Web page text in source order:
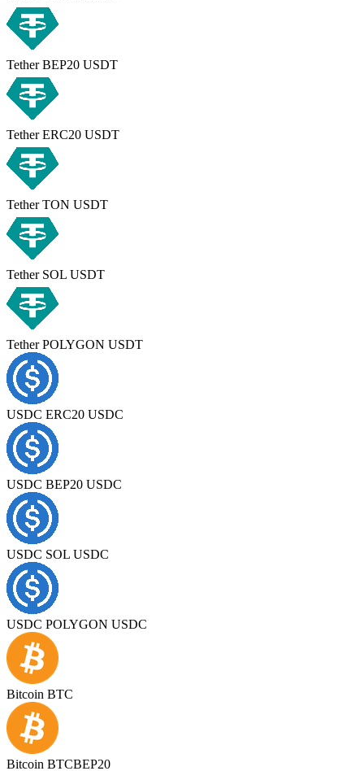
Tether BEP20 USDT
Tether ERC20 USDT
Tether TON USDT
Tether SOL USDT
Tether POLYGON USDT
USDC ERC20 USDC
USDC BEP20 USDC
USDC SOL USDC
USDC POLYGON USDC
Bitcoin BTC
Bitcoin BTCBEP20